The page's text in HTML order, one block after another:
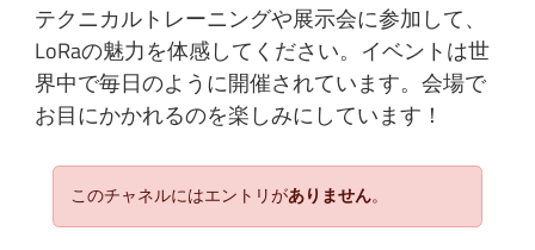
テクニカルトレーニングや展示会に参加して、
LoRaの魅力を体感してください。イベントは世
界中で毎日のように開催されています。会場で
お目にかかれるのを楽しみにしています！
このチャネルにはエントリがありません。